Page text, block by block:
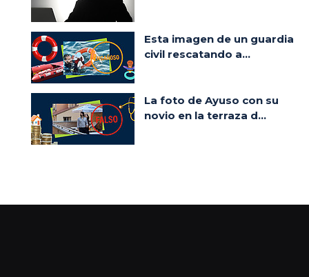
Esta imagen de un guardia
civil rescatando a...
La foto de Ayuso con su
novio en la terraza d...